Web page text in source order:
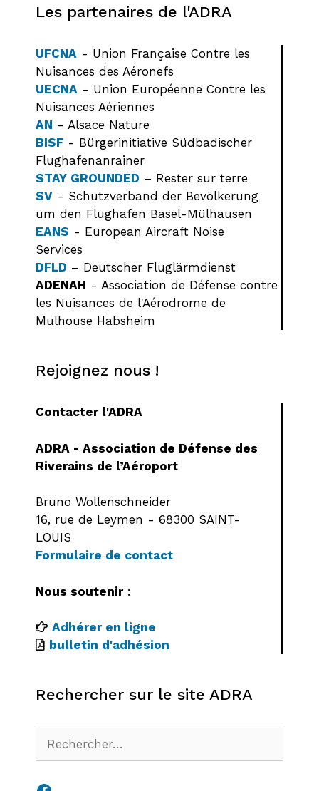
Les partenaires de l'ADRA
UFCNA - Union Française Contre les
Nuisances des Aéronefs
UECNA - Union Européenne Contre les
Nuisances Aériennes
AN - Alsace Nature
BISF - Bürgerinitiative Südbadischer
Flughafenanrainer
STAY GROUNDED – Rester sur terre
SV - Schutzverband der Bevölkerung
um den Flughafen Basel-Mülhausen
EANS - European Aircraft Noise
Services
DFLD – Deutscher Fluglärmdienst
ADENAH - Association de Défense contre
les Nuisances de l'Aérodrome de
Mulhouse Habsheim
Rejoignez nous !
Contacter l'ADRA
ADRA - Association de Défense des
Riverains de l’Aéroport
Bruno Wollenschneider
16, rue de Leymen - 68300 SAINT-
LOUIS
Formulaire de contact
Nous soutenir:
Adhérer en ligne
bulletin d'adhésion
Rechercher sur le site ADRA
Rechercher :